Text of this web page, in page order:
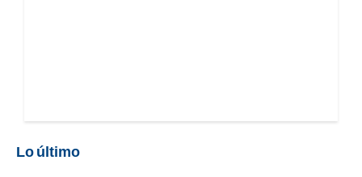
Lo último